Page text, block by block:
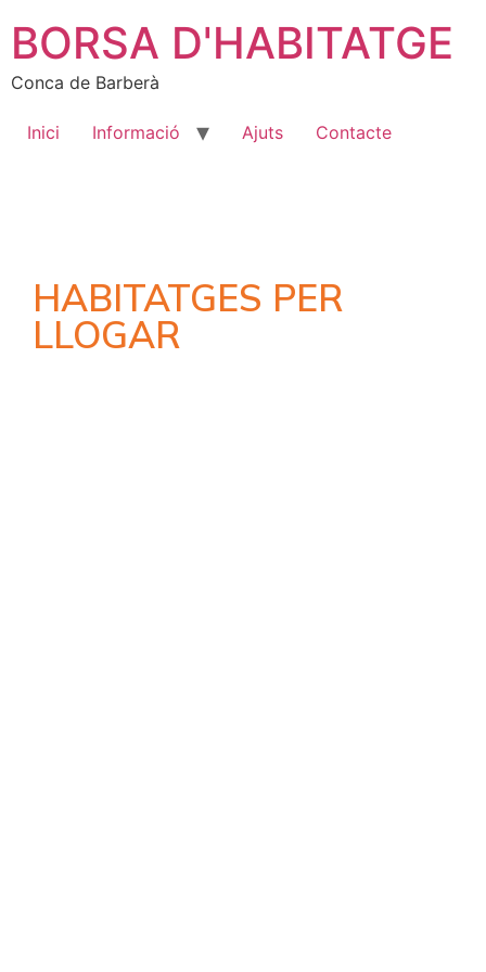
BORSA D'HABITATGE
Conca de Barberà
Inici Informació Ajuts Contacte
HABITATGES PER
LLOGAR